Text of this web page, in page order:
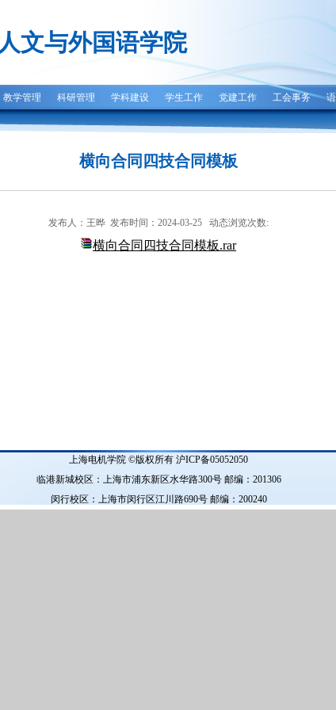
人文与外国语学院
教学管理 科研管理 学科建设 学生工作 党建工作 工会事务
横向合同四技合同模板
发布人：王晔 发布时间：2024-03-25 动态浏览次数:
横向合同四技合同模板.rar
上海电机学院 ©版权所有 沪ICP备05052050
临港新城校区：上海市浦东新区水华路300号 邮编：201306
闵行校区：上海市闵行区江川路690号 邮编：200240